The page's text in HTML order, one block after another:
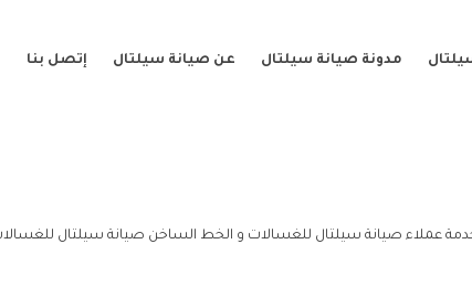
مدونة صيانة سيلتال عن صيانة سيلتال إتصل بنا
عملاء صيانة سيلتال للغسالات و الخط الساخن صيانة سيلتال